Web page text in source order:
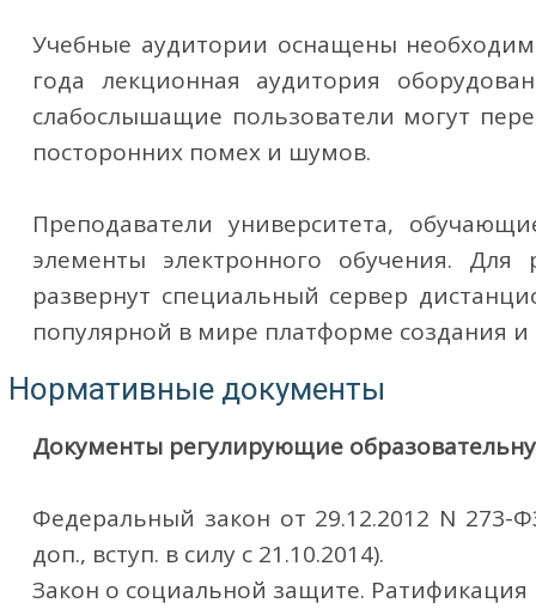
Учебные аудитории оснащены
года лекционная аудитория
слабослышащие пользователи могут
посторонних помех и шумов.
Преподаватели университета,
элементы электронного обучения.
развернут специальный сервер
популярной в мире платформе создания
Нормативные документы
Документы регулирующие
Федеральный закон от 29.12.2012 N 273-
доп., вступ. в силу с 21.10.2014).
Закон о социальной защите. Ратификация